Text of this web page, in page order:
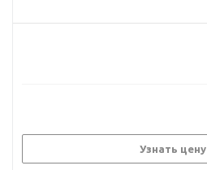
Узнать цену